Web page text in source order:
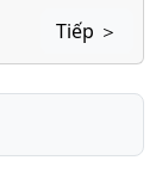
Tiếp ＞